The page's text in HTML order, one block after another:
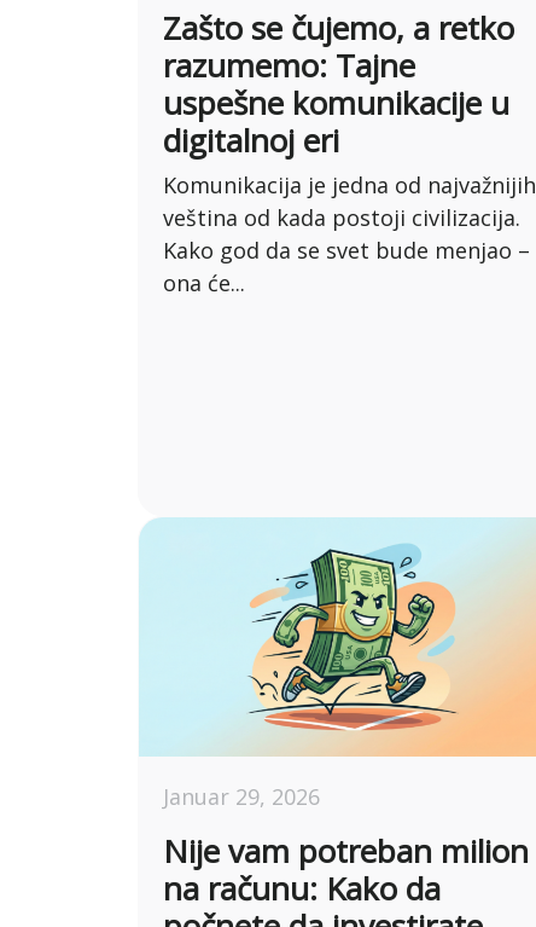
Zašto se čujemo, a retko
razumemo: Tajne
uspešne komunikacije u
digitalnoj eri
Komunikacija je jedna od najvažnijih
veština od kada postoji civilizacija.
Kako god da se svet bude menjao –
ona će...
Januar 29, 2026
Nije vam potreban milion
na računu: Kako da